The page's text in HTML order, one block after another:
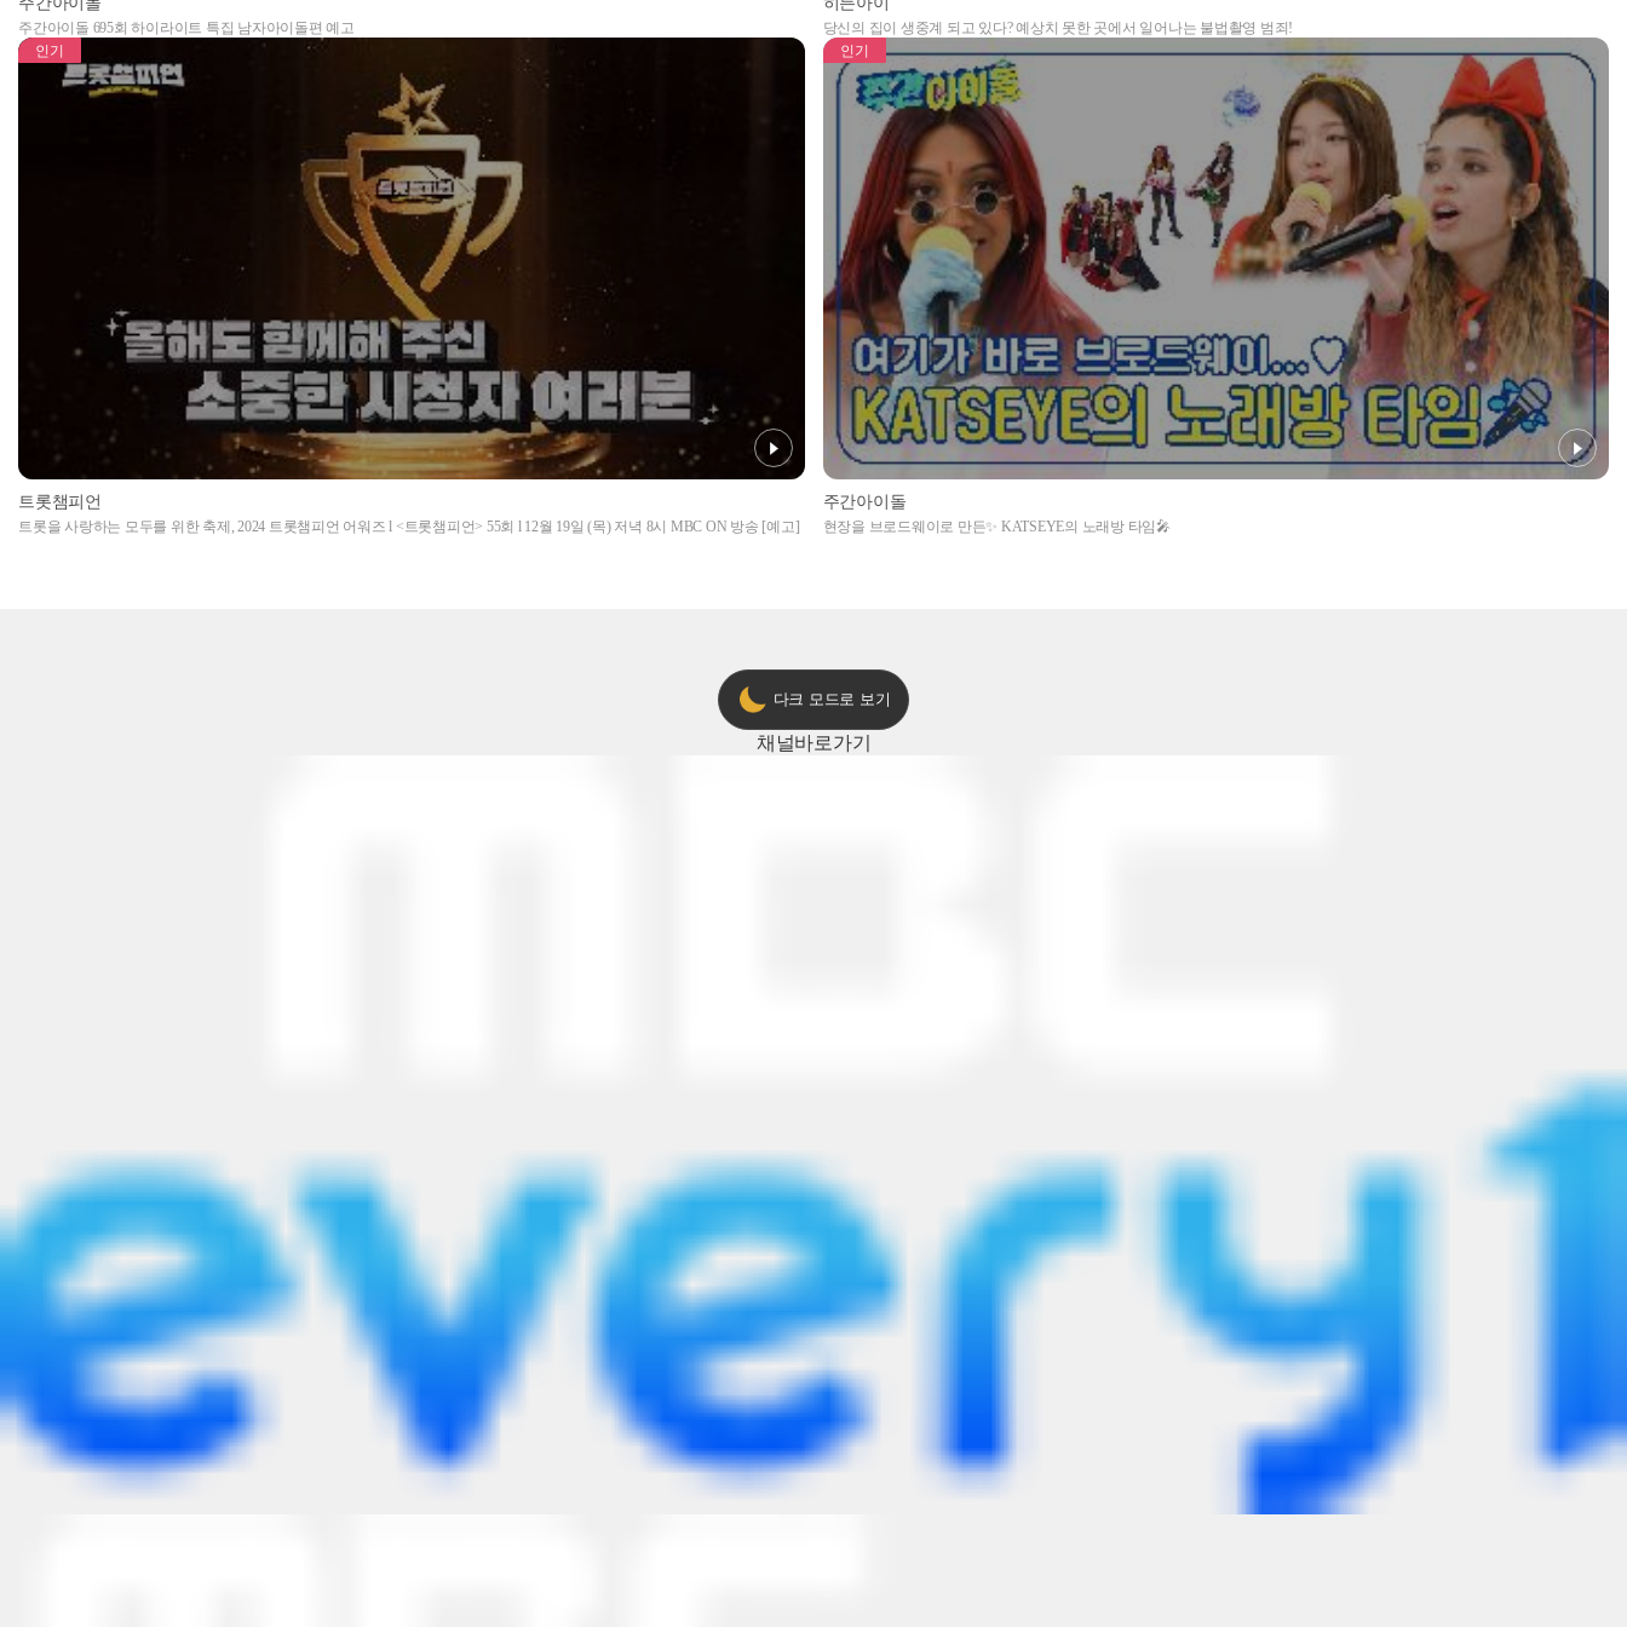
주간아이돌 695회 하이라이트 특집 남자아이돌편 예고
당신의 집이 생중계 되고 있다? 예상치 못한 곳에서 일어나는 불법촬영 범죄!
인기
트롯챔피언
트롯을 사랑하는 모두를 위한 축제, 2024 트롯챔피언 어워즈 l <트롯챔피언> 55회 l 12월 19일 (목) 저녁 8시 MBC ON 방송 [예고]
인기
주간아이돌
현장을 브로드웨이로 만든✨ KATSEYE의 노래방 타임🎤
다크 모드로 보기
채널바로가기